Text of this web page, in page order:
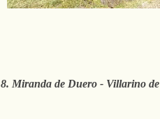
8. Miranda de Duero - Villarino